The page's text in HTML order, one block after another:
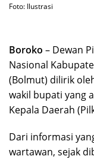
Foto: Ilustrasi
Boroko – Dewan
Nasional
(Bolmut) dilirik
wakil bupati yang
Kepala Daerah
Dari informasi
wartawan, sejak